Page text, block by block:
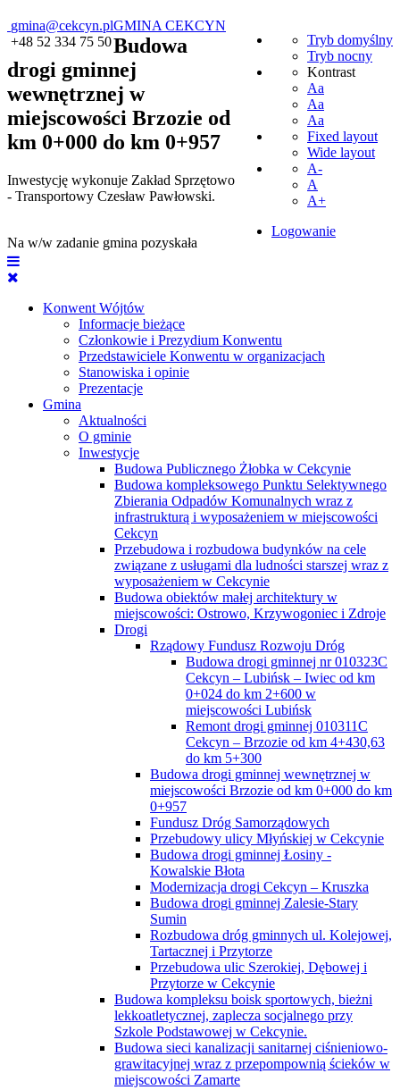
gmina@cekcyn.pl
+48 52 334 75 50
Tryb domyślny
Tryb nocny
Kontrast
Aa
Aa
Aa
Fixed layout
Wide layout
A-
A
A+
Logowanie
GMINA CEKCYN
Konwent Wójtów
Informacje bieżące
Członkowie i Prezydium Konwentu
Przedstawiciele Konwentu w organizacjach
Stanowiska i opinie
Prezentacje
Gmina
Aktualności
O gminie
Inwestycje
Budowa Publicznego Żłobka w Cekcynie
Budowa kompleksowego Punktu Selektywnego
Zbierania Odpadów Komunalnych wraz z
infrastrukturą i wyposażeniem w miejscowości
Cekcyn
Przebudowa i rozbudowa budynków na cele
związane z usługami dla ludności starszej wraz z
wyposażeniem w Cekcynie
Budowa obiektów małej architektury w
miejscowości: Ostrowo, Krzywogoniec i Zdroje
Drogi
Rządowy Fundusz Rozwoju Dróg
Budowa drogi gminnej nr 010323C
Cekcyn – Lubińsk – Iwiec od km
0+024 do km 2+600 w
miejscowości Lubińsk
Remont drogi gminnej 010311C
Cekcyn – Brzozie od km 4+430,63
do km 5+300
Budowa drogi gminnej wewnętrznej w
miejscowości Brzozie od km 0+000 do km
0+957
Fundusz Dróg Samorządowych
Przebudowy ulicy Młyńskiej w Cekcynie
Budowa drogi gminnej Łosiny -
Kowalskie Błota
Modernizacja drogi Cekcyn – Kruszka
Budowa drogi gminnej Zalesie-Stary
Sumin
Rozbudowa dróg gminnych ul. Kolejowej,
Tartacznej i Przytorze
Przebudowa ulic Szerokiej, Dębowej i
Przytorze w Cekcynie
Budowa kompleksu boisk sportowych, bieżni
lekkoatletycznej, zaplecza socjalnego przy
Szkole Podstawowej w Cekcynie.
Budowa sieci kanalizacji sanitarnej ciśnieniowo-
grawitacyjnej wraz z przepompownią ścieków w
miejscowości Zamarte
Budowa
drogi gminnej
wewnętrznej w
miejscowości Brzozie od
km 0+000 do km 0+957
Inwestycję wykonuje Zakład Sprzętowo
- Transportowy Czesław Pawłowski.
Na w/w zadanie gmina pozyskała